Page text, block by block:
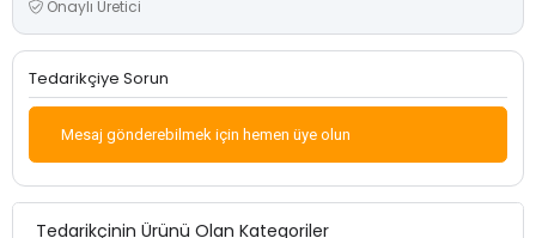
Onaylı Üretici
Tedarikçiye Sorun
Mesaj gönderebilmek için hemen üye olun
Tedarikçinin Ürünü Olan Kategoriler